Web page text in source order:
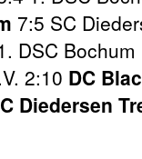
7:5 SC
DSC Bochum
2:10 DC
Diedersen